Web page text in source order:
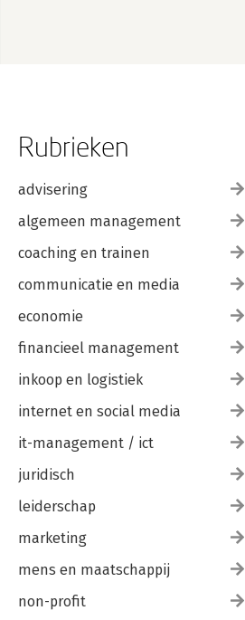
Rubrieken
advisering
algemeen management
coaching en trainen
communicatie en media
economie
financieel management
inkoop en logistiek
internet en social media
it-management / ict
juridisch
leiderschap
marketing
mens en maatschappij
non-profit